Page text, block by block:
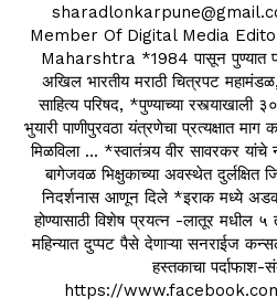
Member Of Digital Media
Maharshtra *1984 पासून पुण्यात
अखिल भारतीय मराठी चित्रपट
साहित्य परिषद, *पुण्याच्या
भुयारी पाणीपुरवठा यंत्रणेचा प्रत्यक्षात माग
मिळविला ... *स्वातंत्र्य वीर सावरकर
बागेजवळ भिक्षुकाच्या अवस्थेत
निदर्शनास आणून दिले *इराक मध्ये
होण्यासाठी विशेष प्रयत्न -लातूर मधील
महिन्यात दुप्पट पैसे देणाऱ्या सनराईज
हस्तकाचा पर्दाफाश-
https://